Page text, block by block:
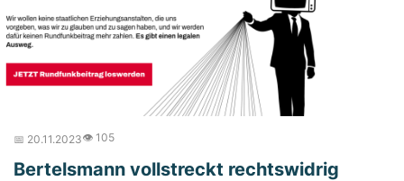
📅 20.11.2023👁️ 105
Bertelsmann vollstreckt rechtswidrig